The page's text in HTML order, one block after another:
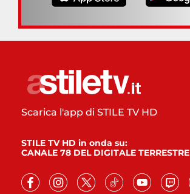
Scarica l'app di STILE TV HD
STILE TV HD in onda su:
CANALE 78 DEL DIGITALE TERRESTRE